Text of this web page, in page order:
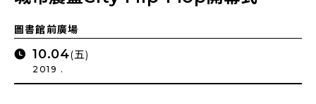
圖書館前廣場
10.04(五)
2019 .